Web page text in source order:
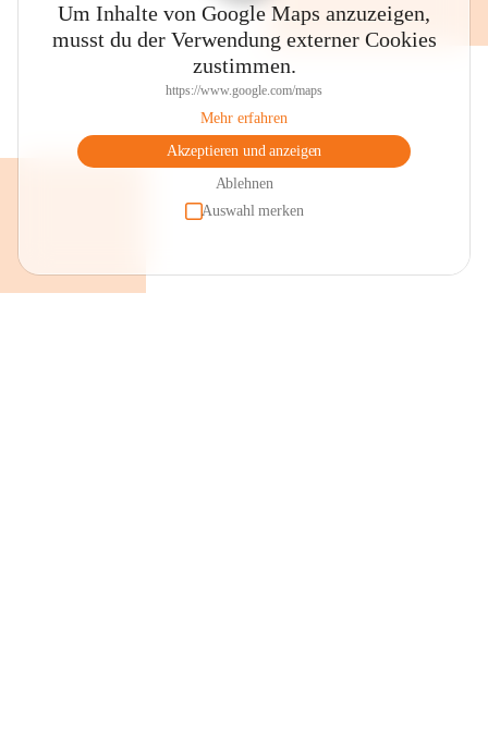
Um Inhalte von Google Maps anzuzeigen,
musst du der Verwendung externer Cookies
zustimmen.
https://www.google.com/maps
Mehr erfahren
Akzeptieren und anzeigen
Ablehnen
Auswahl merken